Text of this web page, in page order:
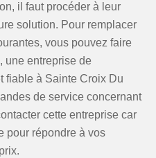
il faut procéder à leur
solution. Pour remplacer
vous pouvez faire
une entreprise de
fiable à Sainte Croix Du
de service concernant
cette entreprise car
pour répondre à vos